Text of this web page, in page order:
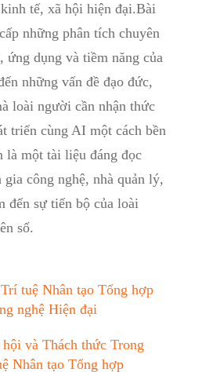
tế, xã hội hiện đại.Bài
những phân tích chuyên
ứng dụng và tiềm năng của
những vấn đề đạo đức,
loài người cần nhận thức
triển cùng AI một cách bền
là một tài liệu đáng đọc
gia công nghệ, nhà quản lý,
đến sự tiến bộ của loài
số.
tuệ Nhân tạo Tổng hợp
nghệ Hiện đại
và Thách thức Trong
Nhân tạo Tổng hợp